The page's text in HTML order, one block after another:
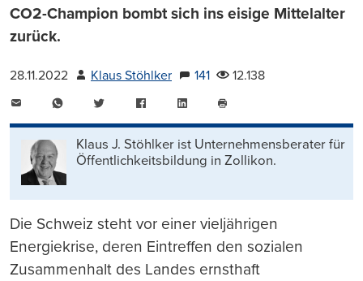
CO2-Champion bombt sich ins eisige Mittelalter
zurück.
28.11.2022 Klaus Stöhlker 141
12.138
WhatsAppTwitter FacebookLinkedIn
drucken
Klaus J. Stöhlker ist Unternehmens­berater für
Öffentlichkeits­bildung in Zollikon.
Die Schweiz steht vor einer vieljährigen
Energiekrise, deren Eintreffen den sozialen
Zusammenhalt des Landes ernsthaft